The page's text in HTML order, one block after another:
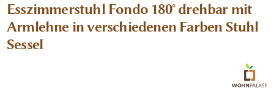
Esszimmerstuhl Fondo 180° drehbar mit
Armlehne in verschiedenen Farben Stuhl
Sessel